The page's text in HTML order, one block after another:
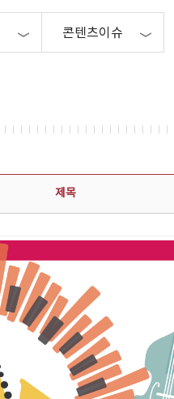
콘텐츠이슈
제목